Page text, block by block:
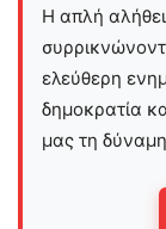
Η απλή
ελεύθερη
δημοκρατία
μας τη